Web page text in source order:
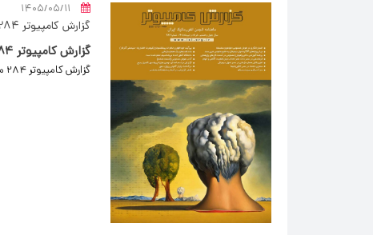
۱۴۰۵/۰۵/۱۱
گزارش کامپیوتر 284
گزارش کامپیوتر 284 منتشر شد.
گزارش کامپیوتر 284 منتشر شد.